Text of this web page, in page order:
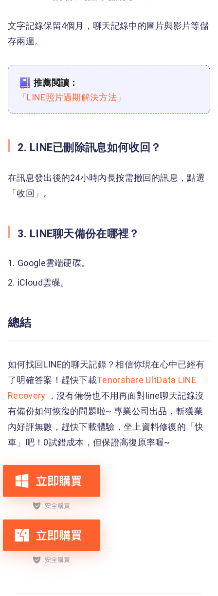
文字記錄保留4個月，聊天記錄中的圖片與影片等儲
存兩週。
推薦閲讀：
「LINE照片過期解決方法」
2. LINE已刪除訊息如何收回？
在訊息發出後的24小時內長按需撤回的訊息，點選
「收回」。
3. LINE聊天備份在哪裡？
Google雲端硬碟。
iCloud雲碟。
總結
如何找回LINE的聊天記錄？相信你現在心中已經有
了明確答案！趕快下載Tenorshare UltData LINE
Recovery ，沒有備份也不用再面對line聊天記錄沒
有備份如何恢復的問題啦~ 專業公司出品，斬獲業
內好評無數，趕快下載體驗，坐上資料修復的「快
車」吧！0試錯成本，但保證高復原率喔~